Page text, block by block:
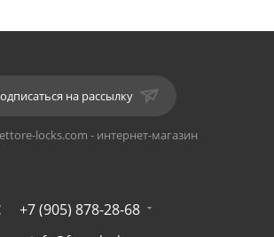
20 мм, Толщина: 35,5 мм.
на рассылку
locks.com - интернет-магазин
+7 (905) 878-28-68